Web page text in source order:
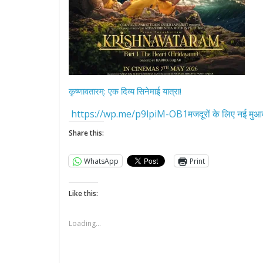
कृष्णावतारम्: एक दिव्य सिनेमाई यात्रा!
https://wp.me/p9lpiM-OB1मजदूरों के लिए नई
Share this:
WhatsApp Print
Like this:
Loading...